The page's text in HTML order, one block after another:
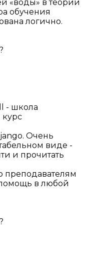
«воды» в теории
обучения
логично.
- школа
Очень
виде -
и прочитать
преподавателям
в любой